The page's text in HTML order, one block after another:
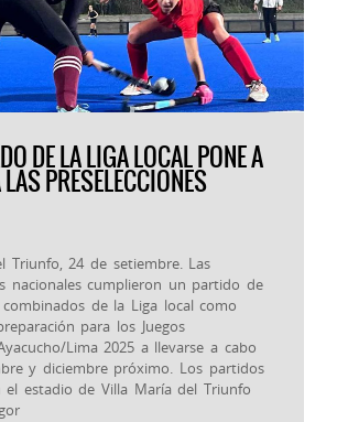
DE LA LIGA LOCAL PONE A
PRESELECCIONES
Triunfo, 24 de setiembre. Las
nacionales cumplieron un partido de
de la Liga local como
para los Juegos
Lima 2025 a llevarse a cabo
y diciembre próximo. Los partidos
el estadio de Villa María del Triunfo